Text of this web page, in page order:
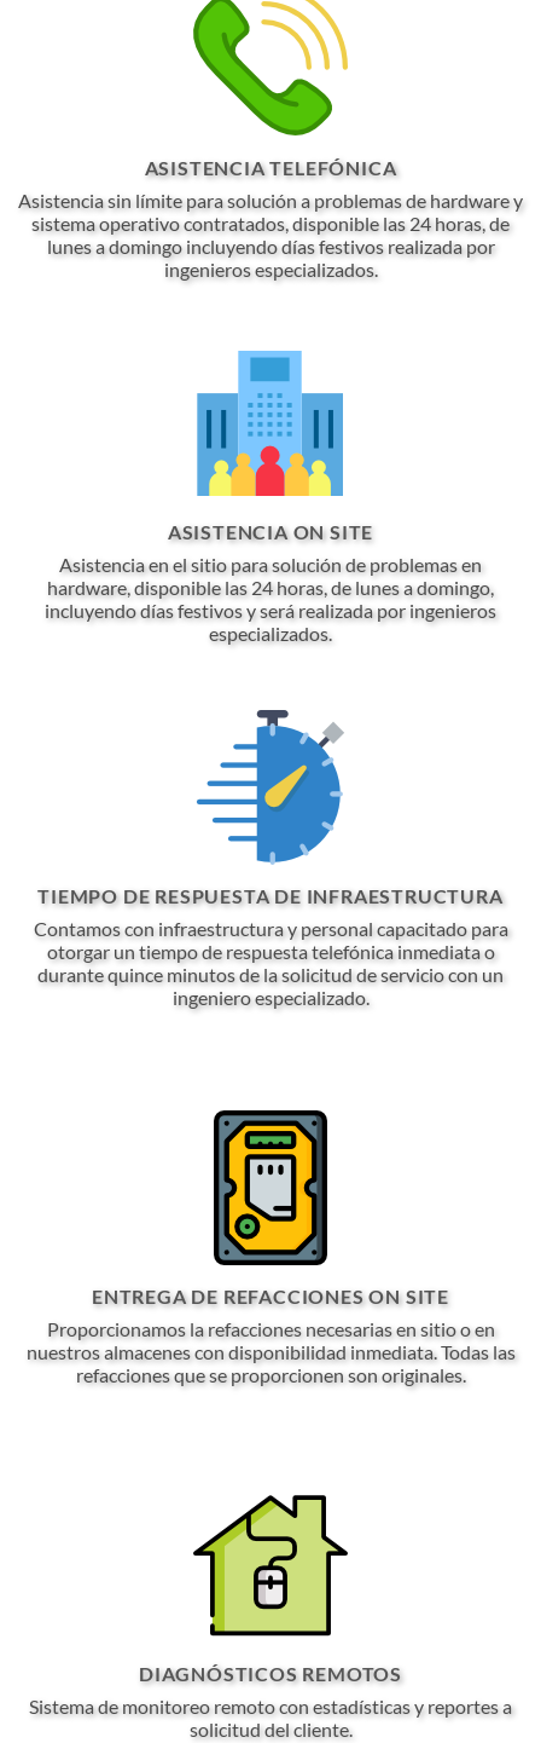
ASISTENCIA TELEFÓNICA
Asistencia sin límite para solución a problemas de hardware y
sistema operativo contratados, disponible las 24 horas, de
lunes a domingo incluyendo días festivos realizada por
ingenieros especializados.
ASISTENCIA ON SITE
Asistencia en el sitio para solución de problemas en
hardware, disponible las 24 horas, de lunes a domingo,
incluyendo días festivos y será realizada por ingenieros
especializados.
TIEMPO DE RESPUESTA DE INFRAESTRUCTURA
Contamos con infraestructura y personal capacitado para
otorgar un tiempo de respuesta telefónica inmediata o
durante quince minutos de la solicitud de servicio con un
ingeniero especializado.
ENTREGA DE REFACCIONES ON SITE
Proporcionamos la refacciones necesarias en sitio o en
nuestros almacenes con disponibilidad inmediata. Todas las
refacciones que se proporcionen son originales.
DIAGNÓSTICOS REMOTOS
Sistema de monitoreo remoto con estadísticas y reportes a
solicitud del cliente.